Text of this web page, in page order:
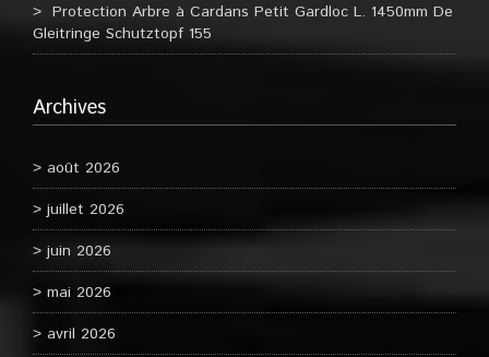
Protection Arbre à Cardans Petit Gardloc L. 1450mm De
Gleitringe Schutztopf 155
Archives
août 2026
juillet 2026
juin 2026
mai 2026
avril 2026